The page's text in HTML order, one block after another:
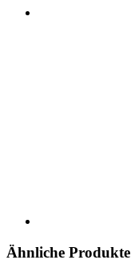
Ähnliche Produkte